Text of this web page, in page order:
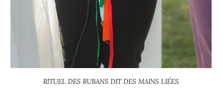
RITUEL DES RUBANS DIT DES MAINS LIÉES